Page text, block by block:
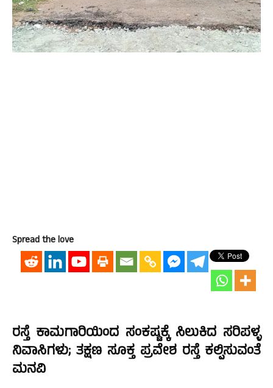
Spread the love
ರಸ್ತೆ ಕಾಮಗಾರಿಯಿಂದ ಸಂಕಷ್ಟಕ್ಕೆ ಸಿಲುಕಿದ ಸರಿಪಳ್ಳ
ನಿವಾಸಿಗಳು; ತಕ್ಷಣ ಸೂಕ್ತ ಪ್ರವೇಶ ರಸ್ತೆ ಕಲ್ಪಿಸುವಂತೆ
ಮನವಿ